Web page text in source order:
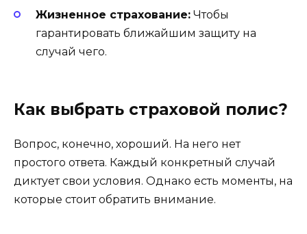
Жизненное страхование: Чтобы
гарантировать ближайшим защиту на
случай чего.
Как выбрать страховой полис?
Вопрос, конечно, хороший. На него нет
простого ответа. Каждый конкретный случай
диктует свои условия. Однако есть моменты, на
которые стоит обратить внимание.